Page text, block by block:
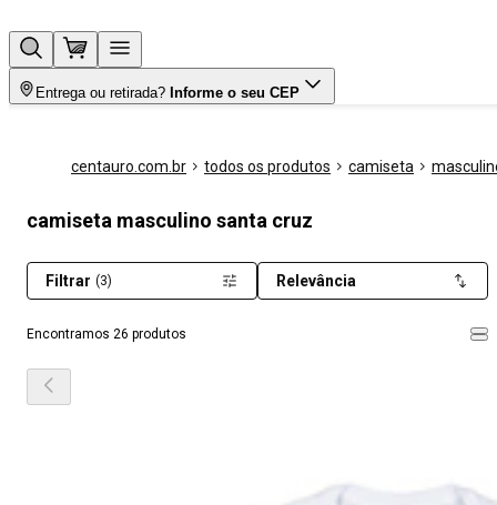
Entrega ou retirada? Informe o seu CEP
centauro.com.br todos os produtos camiseta
camiseta masculino santa cruz
Encontramos 26 produtos
Filtrar (3) Relevância